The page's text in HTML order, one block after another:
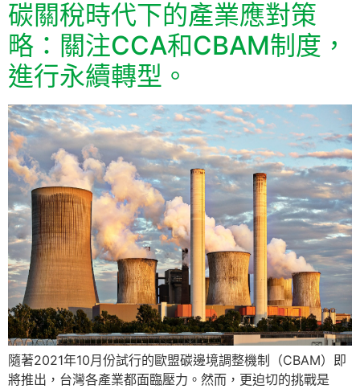
碳關稅時代下的產業應對策
略：關注CCA和CBAM制度，
進行永續轉型。
隨著2021年10月份試行的歐盟碳邊境調整機制（CBAM）即
將推出，台灣各產業都面臨壓力。然而，更迫切的挑戰是